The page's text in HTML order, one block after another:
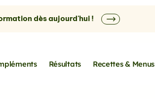
dès aujourd'hui !
Résultats Recettes & Menus